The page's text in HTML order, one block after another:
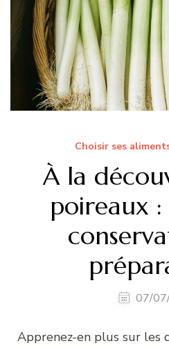
Choisir ses
À la
poireaux :
07/
Apprenez-en plus sur les